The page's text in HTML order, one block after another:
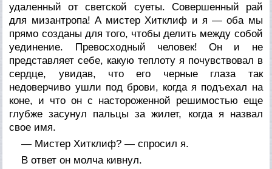
удаленный от светской суеты. Совершенный рай
для мизантропа! А мистер Хитклиф и я — оба мы
прямо созданы для того, чтобы делить между собой
уединение. Превосходный человек! Он и не
представляет себе, какую теплоту я почувствовал в
сердце, увидав, что его черные глаза так
недоверчиво ушли под брови, когда я подъехал на
коне, и что он с настороженной решимостью еще
глубже засунул пальцы за жилет, когда я назвал
свое имя.
— Мистер Хитклиф? — спросил я.
В ответ он молча кивнул.